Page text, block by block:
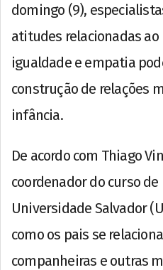
domingo (9),
atitudes relacionadas ao
igualdade e empatia
construção de relações
infância.
De acordo com Thiago
coordenador do curso de
Universidade Salvador
como os pais se
companheiras e outras